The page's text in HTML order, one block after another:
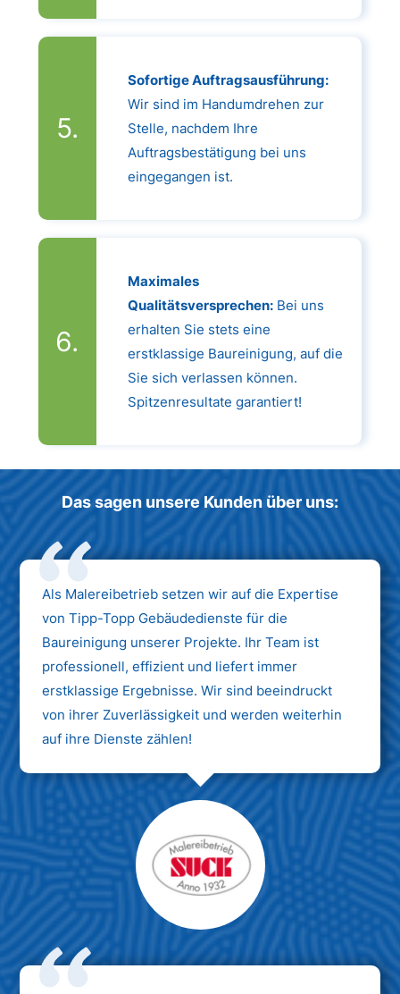
Sofortige Auftragsausführung:
Wir sind im Handumdrehen zur
Stelle, nachdem Ihre
Auftragsbestätigung bei uns
eingegangen ist.
Maximales
Qualitätsversprechen:Bei uns
erhalten Sie stets eine
erstklassige Baureinigung, auf die
Sie sich verlassen können.
Spitzenresultate garantiert!
Das sagen unsere Kunden über uns:
Als Malereibetrieb setzen wir auf die Expertise
von Tipp-Topp Gebäudedienste für die
Baureinigung unserer Projekte. Ihr Team ist
professionell, effizient und liefert immer
erstklassige Ergebnisse. Wir sind beeindruckt
von ihrer Zuverlässigkeit und werden weiterhin
auf ihre Dienste zählen!